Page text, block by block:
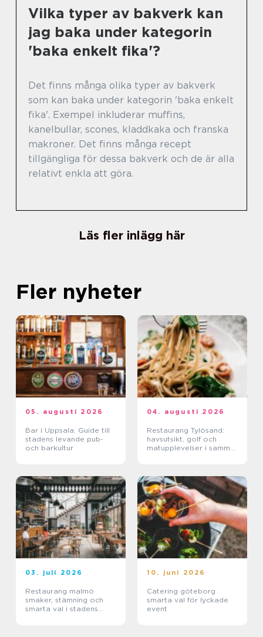
Vilka typer av bakverk kan
jag baka under kategorin
'baka enkelt fika'?
Det finns många olika typer av bakverk
som kan baka under kategorin 'baka enkelt
fika'. Exempel inkluderar muffins,
kanelbullar, scones, kladdkaka och franska
makroner. Det finns många recept
tillgängliga för dessa bakverk och de är alla
relativt enkla att göra.
Läs fler inlägg här
Fler nyheter
05. augusti 2026
Bar i Uppsala: Guide till
stadens levande pub-
och barkultur
04. augusti 2026
Restaurang Tylösand:
havsutsikt, golf och
matupplevelser i samma
03. juli 2026
Restaurang malmö
smaker, stämning och
smarta val i stadens
10. juni 2026
Catering göteborg
smarta val för lyckade
event